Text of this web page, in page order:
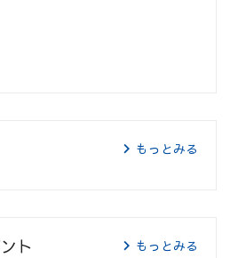
もっとみる
ト もっとみる